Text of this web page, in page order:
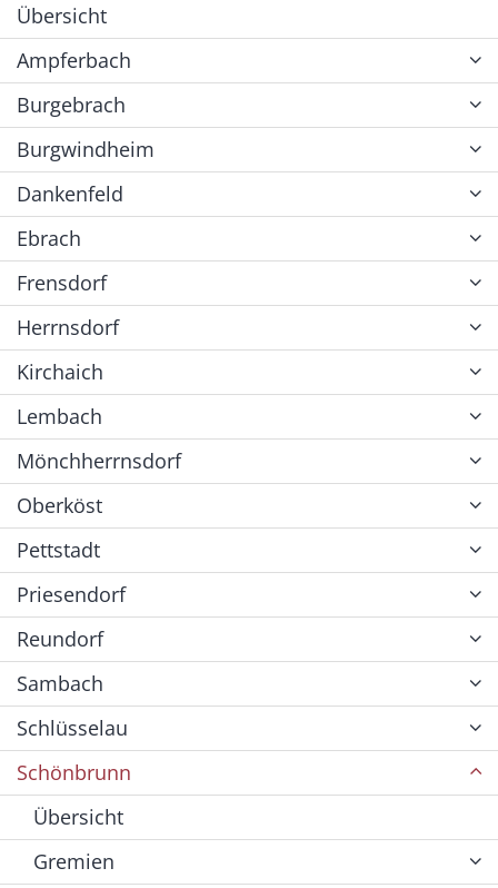
Übersicht
Ampferbach
Burgebrach
Burgwindheim
Dankenfeld
Ebrach
Frensdorf
Herrnsdorf
Kirchaich
Lembach
Mönchherrnsdorf
Oberköst
Pettstadt
Priesendorf
Reundorf
Sambach
Schlüsselau
Schönbrunn
Übersicht
Gremien